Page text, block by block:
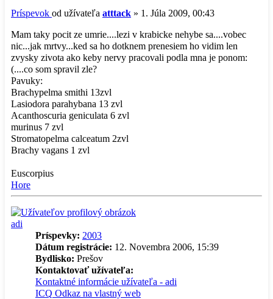
Príspevok od užívateľa atttack » 1. Júla 2009, 00:43
Mam taky pocit ze umrie....lezi v krabicke nehybe sa....vobec
nic...jak mrtvy...ked sa ho dotknem prenesiem ho vidim len
zvysky zivota ako keby nervy pracovali podla mna je ponom:
(....co som spravil zle?
Pavuky:
Brachypelma smithi 13zvl
Lasiodora parahybana 13 zvl
Acanthoscuria geniculata 6 zvl
murinus 7 zvl
Stromatopelma calceatum 2zvl
Brachy vagans 1 zvl
Euscorpius
Hore
adi
Príspevky: 2003
Dátum registrácie: 12. Novembra 2006, 15:39
Bydlisko: Prešov
Kontaktovať užívateľa:
Kontaktné informácie užívateľa - adi
ICQ Odkaz na vlastný web